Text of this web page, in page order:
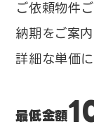
ご依頼物件
納期をご案内
詳細な単価
最低金額